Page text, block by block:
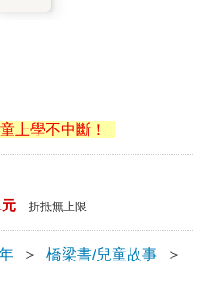
上學不中斷！
折抵無上限
＞ 橋梁書/兒童故事
＞